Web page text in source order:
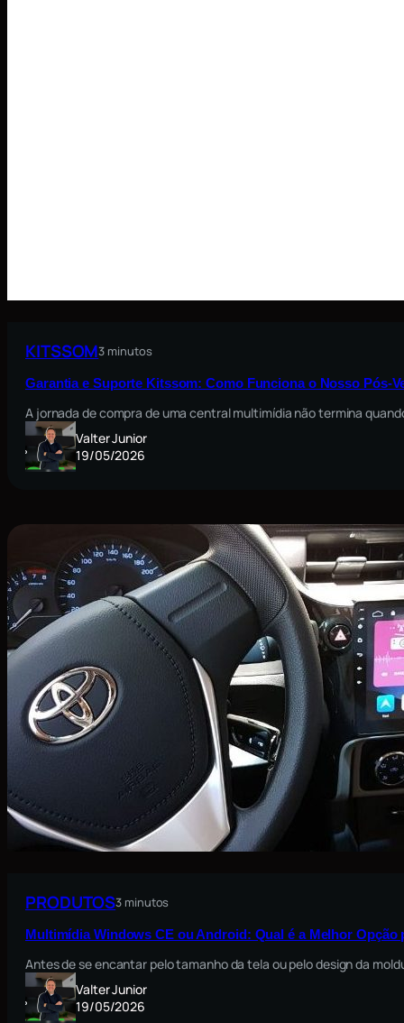
KITSSOM3 minutos
Garantia e Suporte Kitssom: Como Funciona o Nosso Pós-
A jornada de compra de uma central multimídia não termina
Valter Junior
19/05/2026
PRODUTOS3 minutos
Multimídia Windows CE ou Android: Qual é a Melhor Opção
Antes de se encantar pelo tamanho da tela ou pelo design da
Valter Junior
19/05/2026